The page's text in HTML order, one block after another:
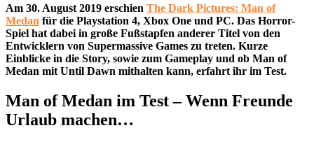
Am 30. August 2019 erschien The Dark Pictures: Man of
Medan für die Playstation 4, Xbox One und PC. Das Horror-
Spiel hat dabei in große Fußstapfen anderer Titel von den
Entwicklern von Supermassive Games zu treten. Kurze
Einblicke in die Story, sowie zum Gameplay und ob Man of
Medan mit Until Dawn mithalten kann, erfahrt ihr im Test.
Man of Medan im Test – Wenn Freunde
Urlaub machen…